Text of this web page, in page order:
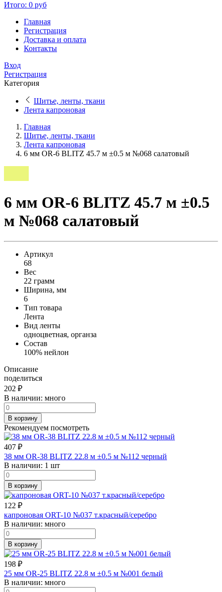
Итого: 0 руб
Главная
Регистрация
Доставка и оплата
Контакты
Вход
Регистрация
Категория
Шитье, ленты, ткани
Лента капроновая
Главная
Шитье, ленты, ткани
Лента капроновая
6 мм OR-6 BLITZ 45.7 м ±0.5 м №068 салатовый
6 мм OR-6 BLITZ 45.7 м ±0.5
м №068 салатовый
Артикул
68
Вес
22 грамм
Ширина, мм
6
Тип товара
Лента
Вид ленты
одноцветная, органза
Состав
100% нейлон
Описание
поделиться
202 ₽
В наличии: много
В корзину
Рекомендуем посмотреть
407 ₽
38 мм OR-38 BLITZ 22.8 м ±0.5 м №112 черный
В наличии: 1 шт
В корзину
122 ₽
капроновая ORT-10 №037 т.красный/серебро
В наличии: много
В корзину
198 ₽
25 мм OR-25 BLITZ 22.8 м ±0.5 м №001 белый
В наличии: много